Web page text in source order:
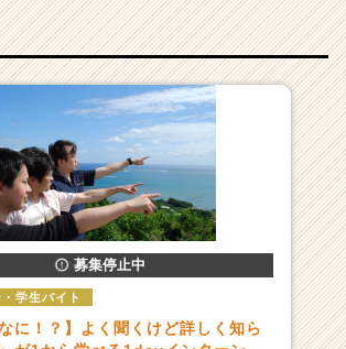
テ
ッ
儀
×
I
T
を
用
業
募集停止中
学生バイト
に！？】よく聞くけど詳しく知ら